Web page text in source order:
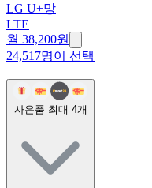
LG U+망
LTE
월 38,200원
24,517명이 선택
사은품 최대 4개